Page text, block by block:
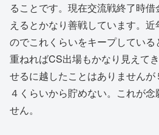
ることです。現在交流戦終了時
えるとかなり善戦しています
のでこれくらいをキープしてい
重ねればCS出場もかなり見えて
せるに越したことはありません
４くらいから貯めない。これが
せん。